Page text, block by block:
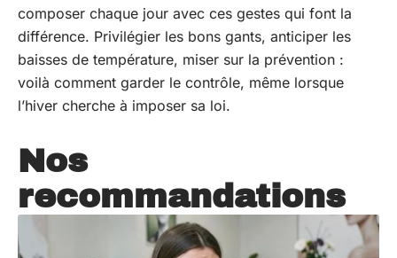
composer chaque jour avec ces gestes qui font la
différence. Privilégier les bons gants, anticiper les
baisses de température, miser sur la prévention :
voilà comment garder le contrôle, même lorsque
l’hiver cherche à imposer sa loi.
Nos
recommandations